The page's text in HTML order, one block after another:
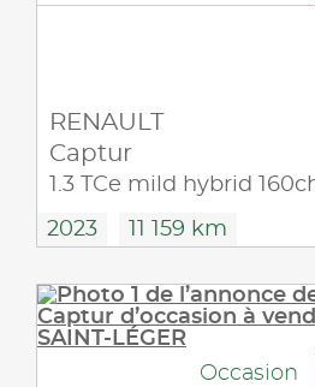
RENAULT
Captur
1.3 TCe mild hybrid
2023 11 159 km
Occasion